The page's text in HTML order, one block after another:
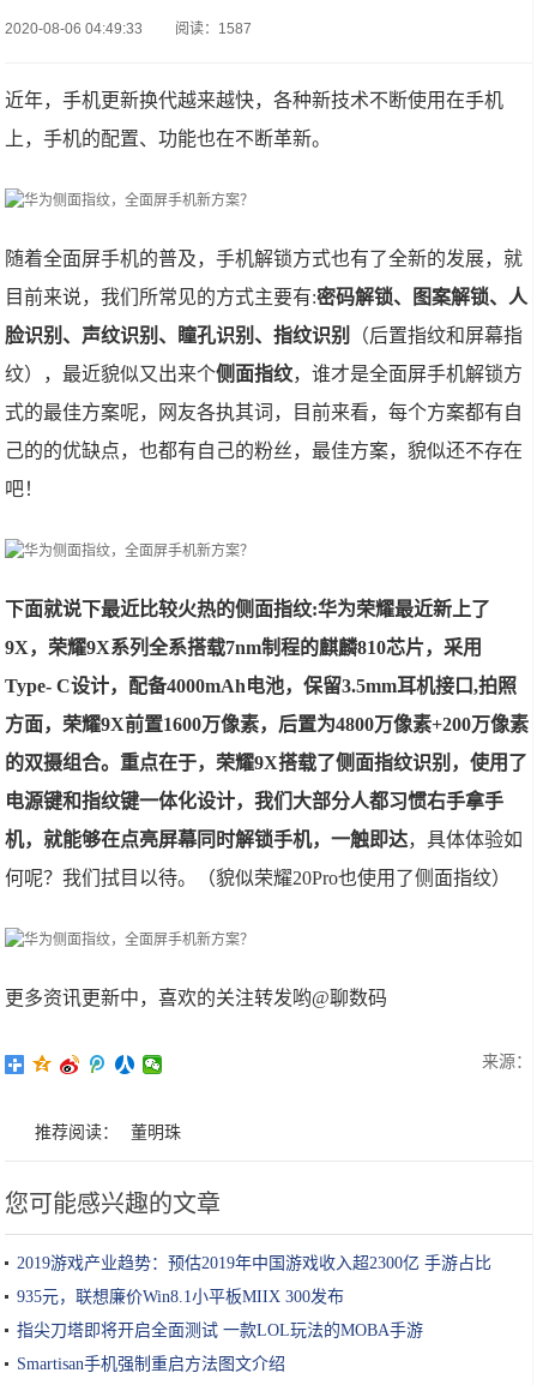
2020-08-06 04:49:33 阅读：1587
近年，手机更新换代越来越快，各种新技术不断使用在手机
上，手机的配置、功能也在不断革新。
随着全面屏手机的普及，手机解锁方式也有了全新的发展，就
目前来说，我们所常见的方式主要有:密码解锁、图案解锁、人
脸识别、声纹识别、瞳孔识别、指纹识别
（后置指纹和屏幕指
纹），最近貌似又出来个侧面指纹，谁才是全面屏手机解锁方
式的最佳方案呢，网友各执其词，目前来看，每个方案都有自
己的的优缺点，也都有自己的粉丝，最佳方案，貌似还不存在
吧！
下面就说下最近比较火热的侧面指纹:华为荣耀最近新上了
9X，荣耀9X系列全系搭载7nm制程的麒麟810芯片，采用
Type- C设计，配备4000mAh电池，保留3.5mm耳机接口,拍照
方面，荣耀9X前置1600万像素，后置为4800万像素+200万像素
的双摄组合。重点在于，荣耀9X搭载了侧面指纹识别，使用了
电源键和指纹键一体化设计，我们大部分人都习惯右手拿手
机，就能够在点亮屏幕同时解锁手机，一触即达，具体体验如
何呢？我们拭目以待。（貌似荣耀20Pro也使用了侧面指纹）
更多资讯更新中，喜欢的关注转发哟@聊数码
来源：
推荐阅读： 董明珠
您可能感兴趣的文章
2019游戏产业趋势：预估2019年中国游戏收入超2300亿 手游占比
65%
935元，联想廉价Win8.1小平板MIIX 300发布
指尖刀塔即将开启全面测试 一款LOL玩法的MOBA手游
Smartisan手机强制重启方法图文介绍